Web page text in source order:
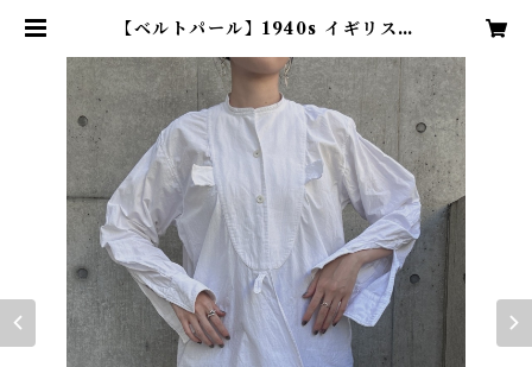
【ベルトパール】1940s イギリスヴ
intage